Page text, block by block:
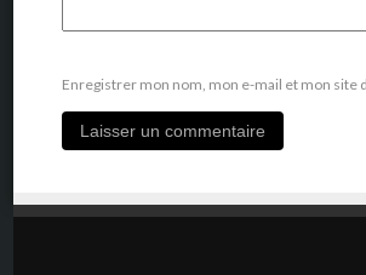
Enregistrer mon nom, mon e-mail et mon site